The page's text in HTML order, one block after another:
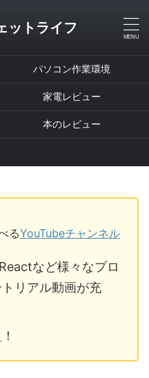
ットライフ
パソコン作業環境
家電レビュー
本のレビュー
るYouTubeチャンネル
など様々なプロ
リアル動画が充
！